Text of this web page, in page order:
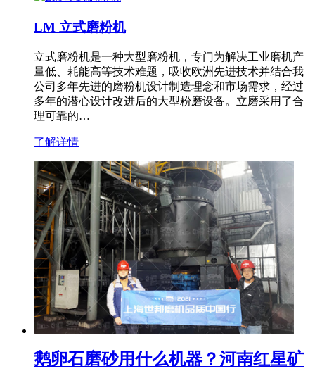
LM 立式磨粉机
立式磨粉机是一种大型磨粉机，专门为解决工业磨机产
量低、耗能高等技术难题，吸收欧洲先进技术并结合我
公司多年先进的磨粉机设计制造理念和市场需求，经过
多年的潜心设计改进后的大型粉磨设备。立磨采用了合
理可靠的…
了解详情
鹅卵石磨砂用什么机器？河南红星矿